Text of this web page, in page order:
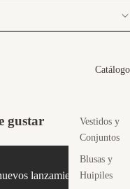
Catálogo
Vestidos y
Conjuntos
Blusas y
Huipiles
gustar
lanzamientos y